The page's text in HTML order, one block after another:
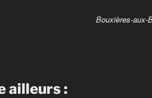
Bouxières-aux-
ailleurs :